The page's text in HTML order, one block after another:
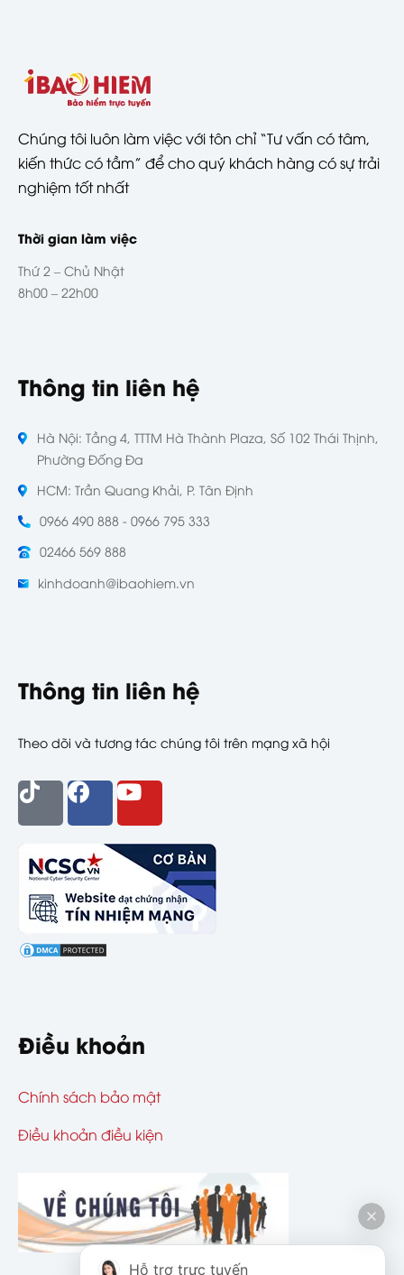
Chúng tôi luôn làm việc với tôn chỉ “Tư vấn có tâm,
kiến thức có tầm” để cho quý khách hàng có sự trải
nghiệm tốt nhất
Thời gian làm việc
Thứ 2 – Chủ Nhật
8h00 – 22h00
Thông tin liên hệ
Hà Nội: Tầng 4, TTTM Hà Thành Plaza, Số 102 Thái Thịnh,
Phường Đống Đa
HCM: Trần Quang Khải, P. Tân Định
0966 490 888 - 0966 795 333
02466 569 888
kinhdoanh@ibaohiem.vn
Thông tin liên hệ
Theo dõi và tương tác chúng tôi trên mạng xã hội
Điều khoản
Chính sách bảo mật
Điều khoản điều kiện
Hỗ trợ trực tuyến